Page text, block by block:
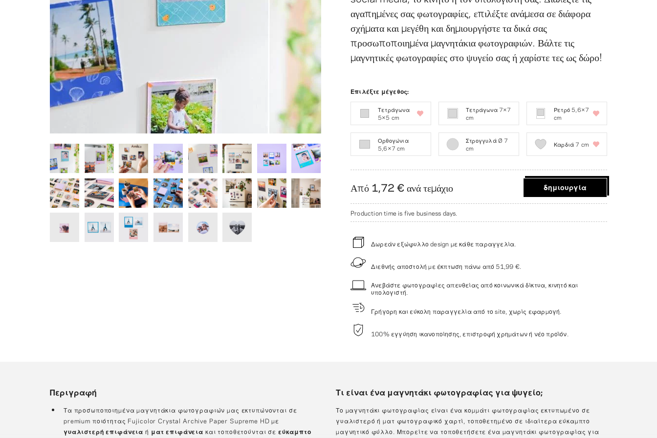
αγαπημένες σας φωτογραφίες, επιλέξτε ανάμεσα σε διάφορα
σχήματα και μεγέθη και δημιουργήστε τα δικά σας
προσωποποιημένα μαγνητάκια φωτογραφιών. Βάλτε τις
μαγνητικές φωτογραφίες στο ψυγείο σας ή χαρίστε τες ως δώρο!
Επιλέξτε μέγεθος:
Τετράγωνα
5×5 cm
Τετράγωνα 7×7
cm
Ρετρό 5,6×7
cm
Ορθογώνια
5,6×7 cm
Στρογγυλά Ø 7
cm
Καρδιά 7 cm
Από 1,72 €ανά τεμάχιο δημιουργία
Production time is five business days.
Δωρεάν εξώφυλλο design με κάθε παραγγελία.
Διεθνής αποστολή με έκπτωση πάνω από 51,99 €
Ανεβάστε φωτογραφίες απευθείας από κοινωνικά δίκτυα, κινητό και
υπολογιστή.
Γρήγορη και εύκολη παραγγελία από το site, χωρίς εφαρμογή.
100% εγγύηση ικανοποίησης, επιστροφή χρημάτων ή νέο προϊόν.
Περιγραφή
Τα προσωποποιημένα μαγνητάκια φωτογραφιών μας εκτυπώνονται σε
premium ποιότητας Fujicolor Crystal Archive Paper Supreme HD με
γυαλιστερή επιφάνεια ή ματ επιφάνεια και τοποθετούνται σε εύκαμπτο
Τι είναι ένα μαγνητάκι φωτογραφίας για ψυγείο;
Το μαγνητάκι φωτογραφίας είναι ένα κομμάτι φωτογραφίας εκτυπωμένο σε
γυαλιστερό ή ματ φωτογραφικό χαρτί, τοποθετημένο σε ιδιαίτερα εύκαμπτο
μαγνητικό φύλλο. Μπορείτε να τοποθετήσετε ένα μαγνητάκι φωτογραφίας για